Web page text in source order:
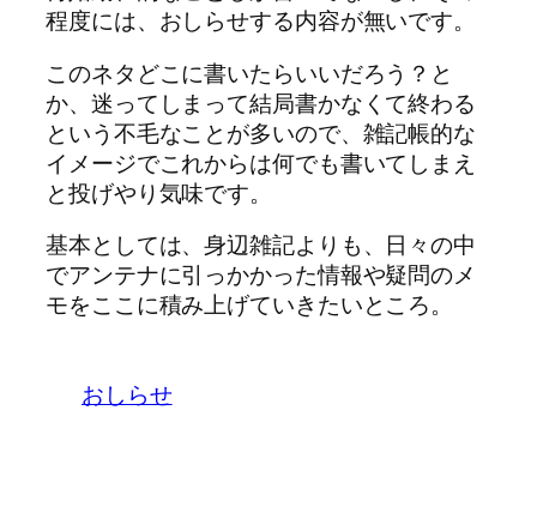
程度には、おしらせする内容が無いです。
このネタどこに書いたらいいだろう？と
か、迷ってしまって結局書かなくて終わる
という不毛なことが多いので、雑記帳的な
イメージでこれからは何でも書いてしまえ
と投げやり気味です。
基本としては、身辺雑記よりも、日々の中
でアンテナに引っかかった情報や疑問のメ
モをここに積み上げていきたいところ。
おしらせ